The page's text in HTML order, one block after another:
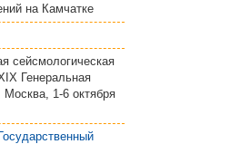
на Камчатке
сейсмологическая
Генеральная
Москва, 1-6 октября